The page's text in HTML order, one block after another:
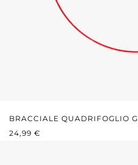
BRACCIALE QUADRIFOGLIO G
PREZZO NORMALE:
24,99 €